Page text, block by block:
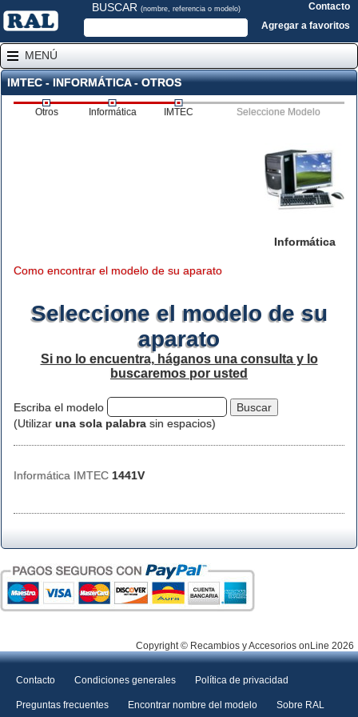
BUSCAR (nombre, referencia o modelo)
Contacto
Agregar a favoritos
MENÚ
IMTEC - INFORMÁTICA - OTROS
Otros Informática IMTEC Seleccione Modelo
Informática
Como encontrar el modelo de su aparato
Seleccione el modelo de su
aparato
Si no lo encuentra, háganos una consulta y lo
buscaremos por usted
Escriba el modelo
(Utilizar una sola palabra sin espacios)
Informática IMTEC 1441V
Copyright © Recambios y Accesorios onLine 2026
Contacto Condiciones generales Política de privacidad
Preguntas frecuentes Encontrar nombre del modelo Sobre RAL